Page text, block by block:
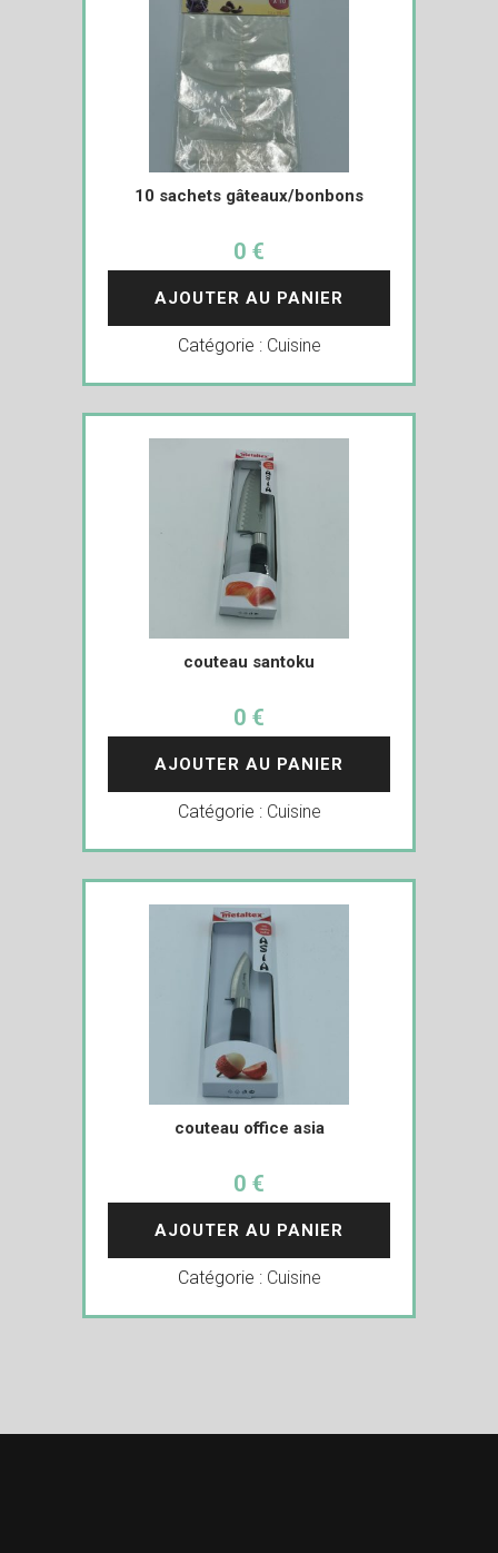
10 sachets gâteaux/bonbons
0 €
AJOUTER AU PANIER
Catégorie : Cuisine
couteau santoku
0 €
AJOUTER AU PANIER
Catégorie : Cuisine
couteau office asia
0 €
AJOUTER AU PANIER
Catégorie : Cuisine